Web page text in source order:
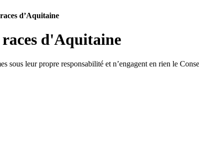
d’Aquitaine
sous leur propre responsabilité et n’engagent en rien le